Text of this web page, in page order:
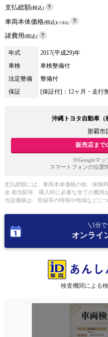
支払総額(税込)
車両本体価格(税込)(リ済込)
諸費用(税込)
年式 2017(平成29)年
車検
車検整備付
法定整備
整備付
保証
[保証付]：12ヶ月・走行
沖縄トヨタ自動車
那覇市
販売店まで
※Googleマッ
スマートフォンの位置
支払総額には、車両本体価格の他、保険
金 相当額等、購入時に必要な全ての費用
当該価格は、登録等の時期や地域などに
1分
オンライ
検査機関による